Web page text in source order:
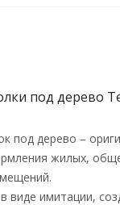
под дерево
под дерево –
жилых,
виде имитации,